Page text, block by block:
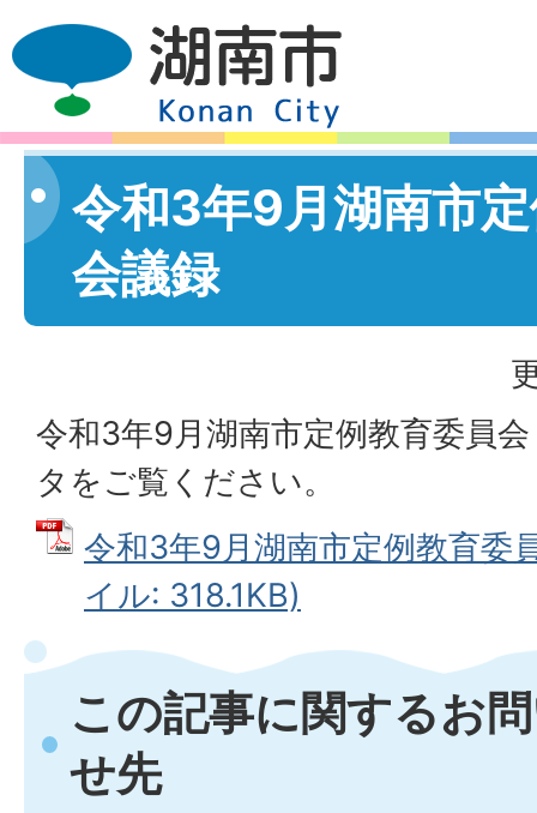
令和3年9月湖南市
会議録
令和3年9月湖南市定例教育委員
タをご覧ください。
令和3年9月湖南市定例教育委
イル: 318.1KB)
この記事に関するお
せ先